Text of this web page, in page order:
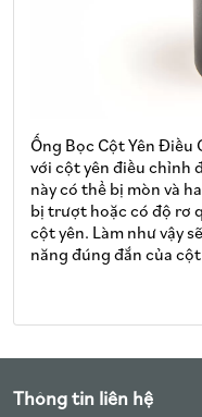
Ống Bọc Cột Yên Điều
với cột yên điều chỉnh
này có thể bị mòn và
bị trượt hoặc có độ rơ
cột yên. Làm như vậy
năng đúng đắn của
Thông tin liên hệ